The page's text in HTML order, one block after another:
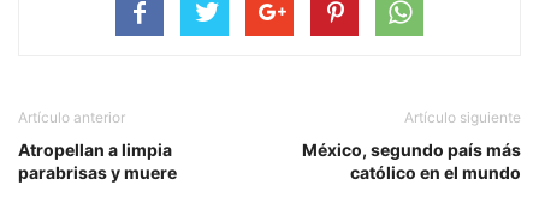
Artículo anterior
Atropellan a limpia
parabrisas y muere
Artículo siguiente
México, segundo país más
católico en el mundo